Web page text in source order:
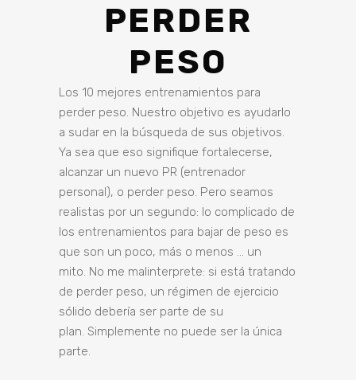
PERDER
PESO
Los 10 mejores entrenamientos para
perder peso. Nuestro objetivo es ayudarlo
a sudar en la búsqueda de sus objetivos.
Ya sea que eso signifique fortalecerse,
alcanzar un nuevo PR (entrenador
personal), o perder peso. Pero seamos
realistas por un segundo: lo complicado de
los entrenamientos para bajar de peso es
que son un poco, más o menos … un
mito. No me malinterprete: si está tratando
de perder peso, un régimen de ejercicio
sólido debería ser parte de su
plan. Simplemente no puede ser la única
parte.